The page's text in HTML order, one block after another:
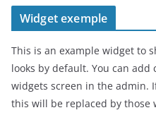
Widget exemple
This is an example widget to
looks by default. You can
widgets screen in the admin.
this will be replaced by those